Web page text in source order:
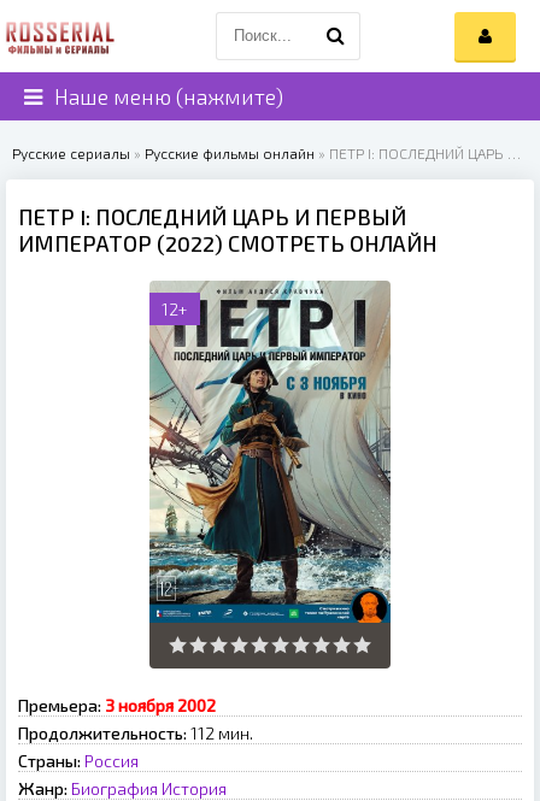
Наше меню (нажмите)
Русские сериалы » Русские фильмы онлайн » ПЕТР I: ПОСЛЕДНИЙ ЦАРЬ И ПЕРВЫЙ ИМПЕРАТОР (2022)
ПЕТР I: ПОСЛЕДНИЙ ЦАРЬ И ПЕРВЫЙ
ИМПЕРАТОР (2022) СМОТРЕТЬ ОНЛАЙН
12+
Премьера: 3 ноября 2002
Продолжительность: 112 мин.
Страны: Россия
Жанр: Биография История